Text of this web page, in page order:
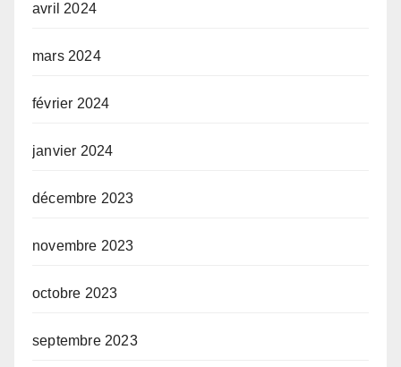
avril 2024
mars 2024
février 2024
janvier 2024
décembre 2023
novembre 2023
octobre 2023
septembre 2023